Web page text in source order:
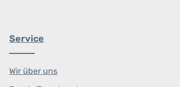
Service
Wir über uns